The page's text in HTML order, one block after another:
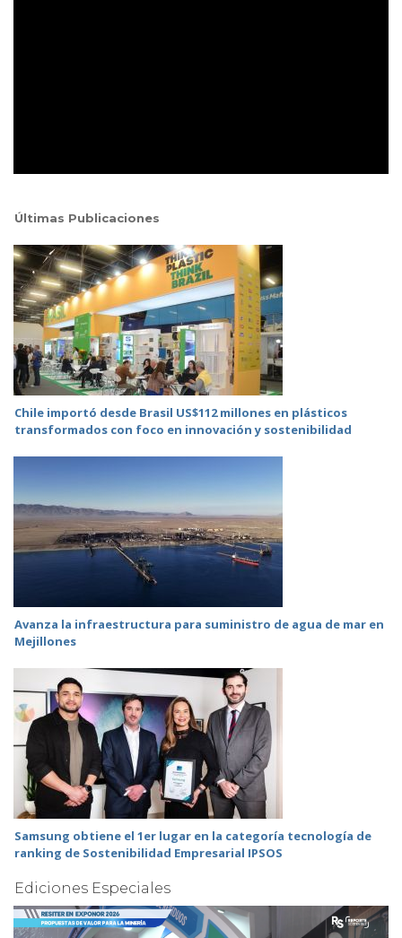
Últimas Publicaciones
Chile importó desde Brasil US$112 millones en plásticos
transformados con foco en innovación y sostenibilidad
Avanza la infraestructura para suministro de agua de mar en
Mejillones
Samsung obtiene el 1er lugar en la categoría tecnología de
ranking de Sostenibilidad Empresarial IPSOS
Ediciones Especiales